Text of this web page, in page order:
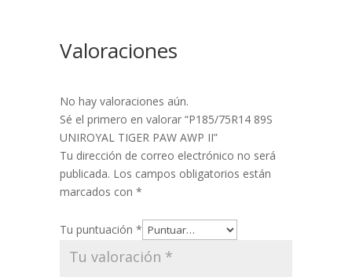
Valoraciones
No hay valoraciones aún.
Sé el primero en valorar “P185/75R14 89S
UNIROYAL TIGER PAW AWP II”
Tu dirección de correo electrónico no será
publicada. Los campos obligatorios están
marcados con *
Tu puntuación *